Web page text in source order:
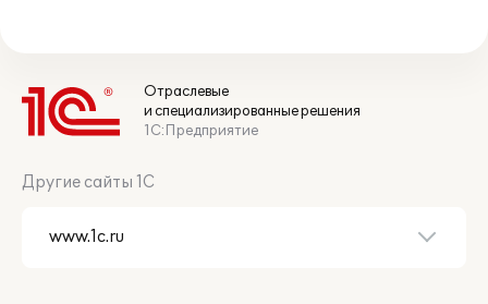
Отраслевые
и специализированные решения
1С:Предприятие
Другие сайты 1С